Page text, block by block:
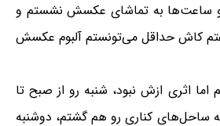
ساعت‌ها به تماشای عکسش نشستم و
کاش حداقل می‌تونستم آلبوم عکسش
اثری ازش نبود، شنبه رو از صبح تا
ساحل‌های کناری رو هم گشتم، دوشنبه